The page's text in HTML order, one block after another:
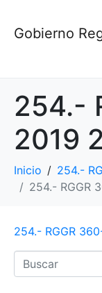
Gobierno
254.-
2019
Inicio
254.-
254.- RGGR
254.- RGGR